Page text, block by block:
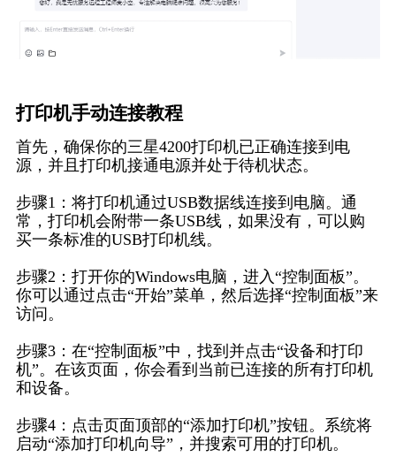
打印机手动连接教程
首先，确保你的三星4200打印机已正确连接到电
源，并且打印机接通电源并处于待机状态。
步骤1：将打印机通过USB数据线连接到电脑。通
常，打印机会附带一条USB线，如果没有，可以购
买一条标准的USB打印机线。
步骤2：打开你的Windows电脑，进入“控制面板”。
你可以通过点击“开始”菜单，然后选择“控制面板”来
访问。
步骤3：在“控制面板”中，找到并点击“设备和打印
机”。在该页面，你会看到当前已连接的所有打印机
和设备。
步骤4：点击页面顶部的“添加打印机”按钮。系统将
启动“添加打印机向导”，并搜索可用的打印机。